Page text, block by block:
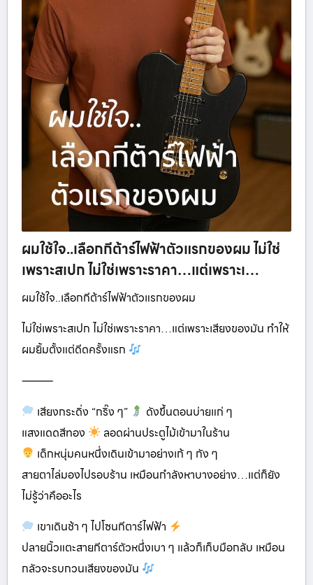
ผมใช้ใจ..เลือกกีต้าร์ไฟฟ้าตัวแรกของผม ไม่ใช่
เพราะสเปก ไม่ใช่เพราะราคา…แต่เพราะเ…
ผมใช้ใจ..เลือกกีต้าร์ไฟฟ้าตัวแรกของผม
ไม่ใช่เพราะสเปก ไม่ใช่เพราะราคา…แต่เพราะเสียงของมัน ทำให้
ผมยิ้มตั้งแต่ดีดครั้งแรก
⸻
เสียงกระดิ่ง “กริ๊ง ๆ”
ดังขึ้นตอนบ่ายแก่ ๆ
แสงแดดสีทอง
ลอดผ่านประตูไม้เข้ามาในร้าน
เด็กหนุ่มคนหนึ่งเดินเข้ามาอย่างเก้ ๆ กัง ๆ
สายตาไล่มองไปรอบร้าน เหมือนกำลังหาบางอย่าง…แต่ก็ยัง
ไม่รู้ว่าคืออะไร
เขาเดินช้า ๆ ไปโซนกีตาร์ไฟฟ้า
ปลายนิ้วแตะสายกีตาร์ตัวหนึ่งเบา ๆ แล้วก็เก็บมือกลับ เหมือน
กลัวจะรบกวนเสียงของมัน